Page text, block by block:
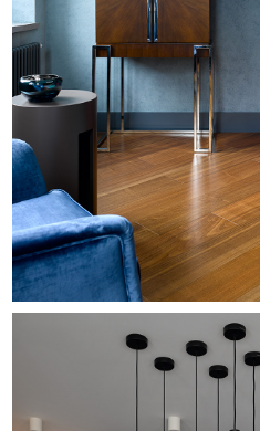
Перед нами стояла задача
создать комфортный для
+